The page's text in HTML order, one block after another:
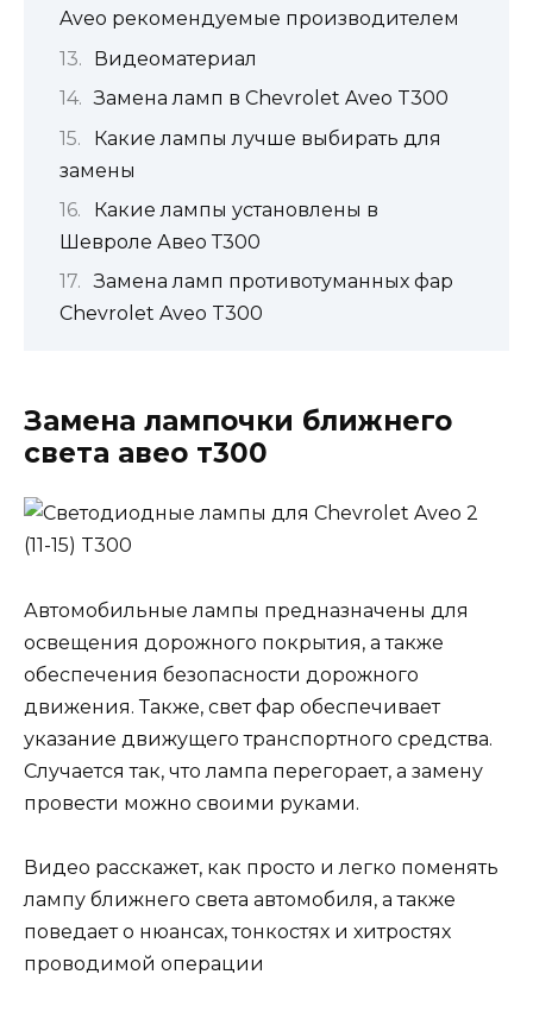
Aveo рекомендуемые производителем
Видеоматериал
Замена ламп в Chevrolet Aveo T300
Какие лампы лучше выбирать для
замены
Какие лампы установлены в
Шевроле Авео Т300
Замена ламп противотуманных фар
Chevrolet Aveo T300
Замена лампочки ближнего
света авео т300
Автомобильные лампы предназначены для
освещения дорожного покрытия, а также
обеспечения безопасности дорожного
движения. Также, свет фар обеспечивает
указание движущего транспортного средства.
Случается так, что лампа перегорает, а замену
провести можно своими руками.
Видео расскажет, как просто и легко поменять
лампу ближнего света автомобиля, а также
поведает о нюансах, тонкостях и хитростях
проводимой операции